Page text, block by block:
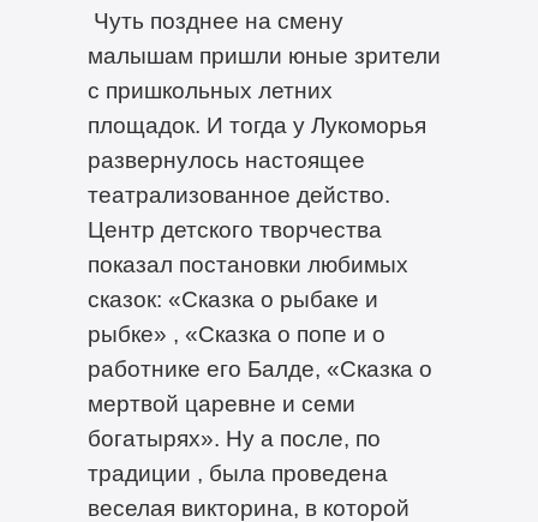
Чуть позднее на смену
малышам пришли юные зрители
с пришкольных летних
площадок. И тогда у Лукоморья
развернулось настоящее
театрализованное действо.
Центр детского творчества
показал постановки любимых
сказок: «Сказка о рыбаке и
рыбке» , «Сказка о попе и о
работнике его Балде, «Сказка о
мертвой царевне и семи
богатырях». Ну а после, по
традиции , была проведена
веселая викторина, в которой